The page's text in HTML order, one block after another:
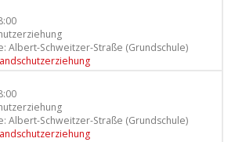
Albert-Schweitzer-Straße (Grundschule)
Albert-Schweitzer-Straße (Grundschule)